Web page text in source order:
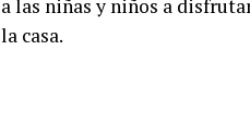
a las niñas y niños a
la casa.